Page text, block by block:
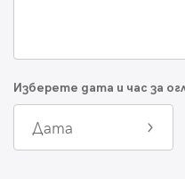
Изберете дата и час за
Дата